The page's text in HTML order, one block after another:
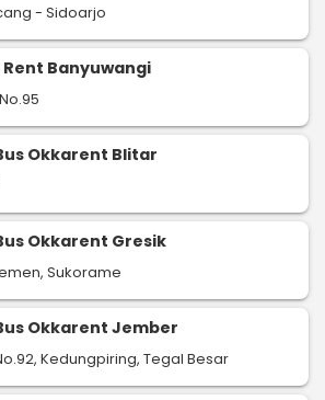
- Sidoarjo
Rent Banyuwangi
Okkarent Blitar
Okkarent Gresik
Sukorame
Okkarent Jember
Kedungpiring, Tegal Besar